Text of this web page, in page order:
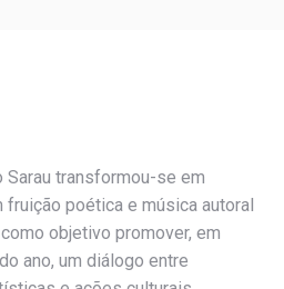
transformou-se em
poética e música autoral
objetivo promover, em
ano, um diálogo entre